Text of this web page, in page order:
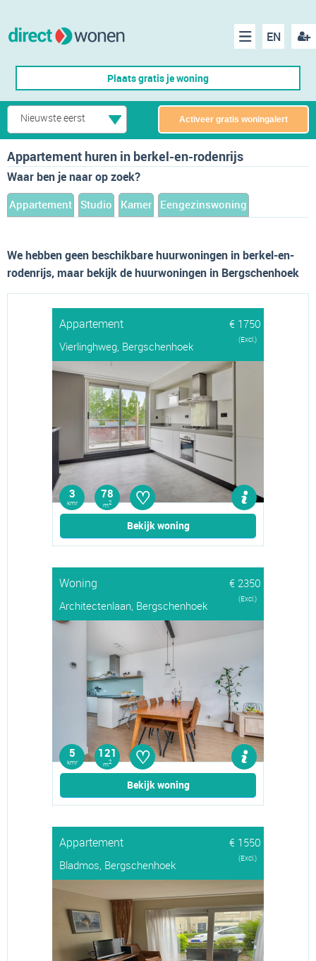
EN
Menu
Plaats gratis je woning
Nieuwste eerst Activeer gratis woningalert
Appartement huren in berkel-en-rodenrijs
Waar ben je naar op zoek?
Appartement Studio Kamer Eengezinswoning
We hebben geen beschikbare huurwoningen in berkel-en-
rodenrijs, maar bekijk de huurwoningen in Bergschenhoek
Appartement
€ 1750
Vierlinghweg, Bergschenhoek
(Excl.)
3
kmr
78
m2 ♡
Bekijk woning
Woning
€ 2350
Architectenlaan, Bergschenhoek
(Excl.)
5
kmr
121
m2 ♡
Bekijk woning
Appartement
€ 1550
Bladmos, Bergschenhoek
(Excl.)